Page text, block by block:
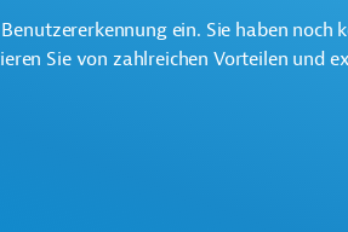
ein. Sie haben noch
Sie von zahlreichen Vorteilen und